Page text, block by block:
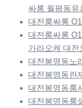
싸롱 월평동유
대전룸싸롱
대전룸싸롱
가라오케 대전
대전봉명동노
대전봉명동란
대전봉명동룸
대전봉명동룸